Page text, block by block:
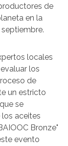
de
en la
locales
los
de
un estricto
se
aceites
Bronze"
evento